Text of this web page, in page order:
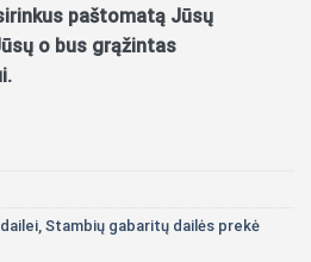
paštomatą Jūsų
o bus grąžintas
Stambių gabaritų dailės prekė